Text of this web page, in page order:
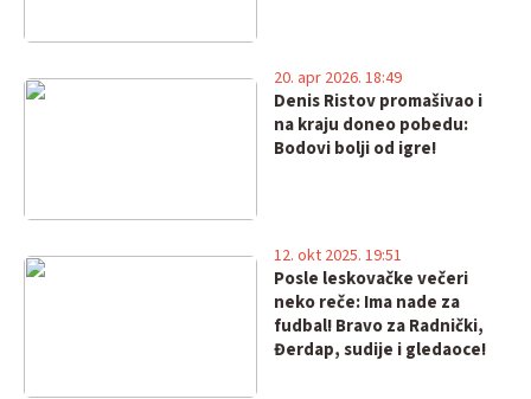
Denis Ristov promašivao i
na kraju doneo pobedu:
Bodovi bolji od igre!
20. apr 2026. 18:49
Posle leskovačke večeri
neko reče: Ima nade za
fudbal! Bravo za Radnički,
Đerdap, sudije i gledaoce!
12. okt 2025. 19:51